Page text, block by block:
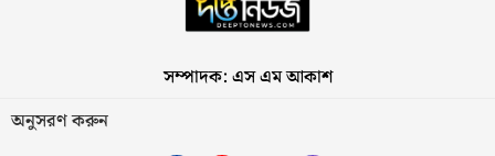
সম্পাদক: এস এম আকাশ
অনুসরণ করুন